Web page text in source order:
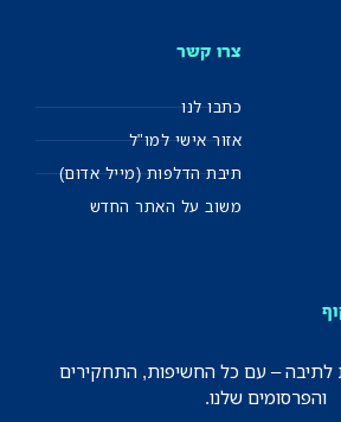
צרו קשר
כתבו לנו
אזור אישי למו"ל
תיבת הדלפות (מייל אדום)
משוב על האתר החדש
לתיבה – עם כל החשיפות, התחקירים
והפרסומים שלנו.